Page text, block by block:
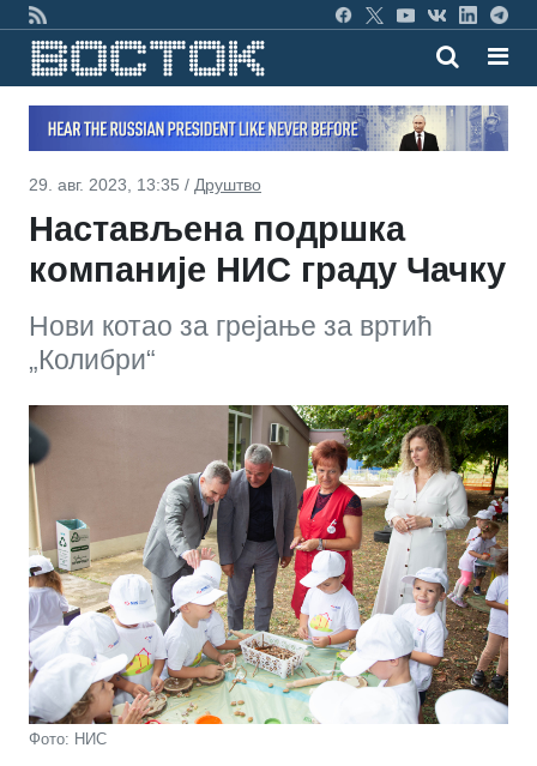
29. авг. 2023, 13:35 / Друштво
Настављена подршка
компаније НИС граду Чачку
Нови котао за грејање за вртић
„Колибри“
Фото: НИС